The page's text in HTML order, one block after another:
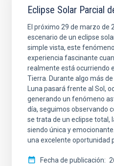
Eclipse Solar Parcial
El próximo 29 de marzo de
escenario de un eclipse
simple vista, este
experiencia fascinante
realmente está ocurriendo
Tierra. Durante algo más
Luna pasará frente al Sol,
generando un fenómeno
día, seguimos observando
se trata de un eclipse total,
siendo única y
una excelente oportunidad
Fecha de publicación